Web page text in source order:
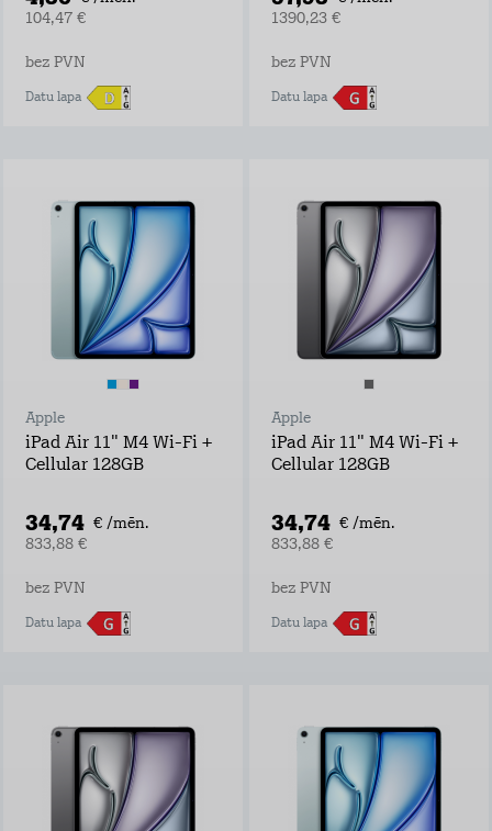
104,47 €
bez PVN
Datu lapa
1390,23 €
bez PVN
Datu lapa
Apple
iPad Air 11" M4 Wi-Fi +
Cellular 128GB
34,74 € /mēn.
833,88 €
bez PVN
Datu lapa
Apple
iPad Air 11" M4 Wi-Fi +
Cellular 128GB
34,74 € /mēn.
833,88 €
bez PVN
Datu lapa